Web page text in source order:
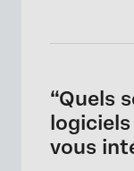
“Quels
logiciels
vous